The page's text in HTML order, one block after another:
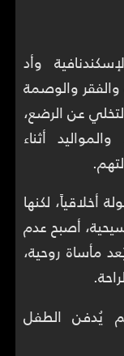
وأد
والوصمة
عن الرضع،
أثناء
أخلاقياً، لكنها
أصبح عدم
مأساة روحية،
يُدفن الطفل